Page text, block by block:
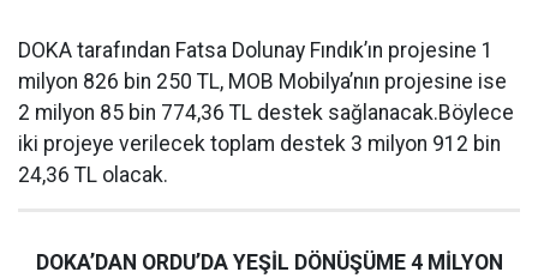
DOKA tarafından Fatsa Dolunay Fındık’ın projesine 1
milyon 826 bin 250 TL, MOB Mobilya’nın projesine ise
2 milyon 85 bin 774,36 TL destek sağlanacak.Böylece
iki projeye verilecek toplam destek 3 milyon 912 bin
24,36 TL olacak.
DOKA’DAN ORDU’DA YEŞİL DÖNÜŞÜME 4 MİLYON